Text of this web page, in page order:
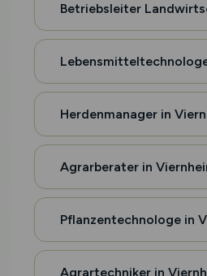
Betriebsleiter
Herdenmanager in
Agrarberater in
Pflanzentechnologe in
Agrartechniker in